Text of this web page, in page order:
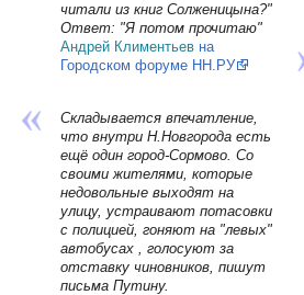
читали из книг Солженицына?"
Ответ: "Я потом прочитаю"
Андрей Климентьев на
Городском форуме НН.РУ
Складывается впечатление,
что внутри Н.Новгорода есть
ещё один город-Сормово. Со
своими жителями, которые
недовольные выходят на
улицу, устраивают потасовки
с полицией, гоняют на "левых"
автобусах , голосуют за
отставку чиновников, пишут
письма Путину.